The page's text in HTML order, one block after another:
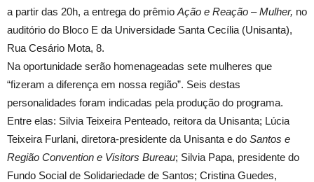
a partir das 20h, a entrega do prêmio Ação e Reação – Mulher, no
auditório do Bloco E da Universidade Santa Cecília (Unisanta),
Rua Cesário Mota, 8.
Na oportunidade serão homenageadas sete mulheres que
“fizeram a diferença em nossa região”. Seis destas
personalidades foram indicadas pela produção do programa.
Entre elas: Silvia Teixeira Penteado, reitora da Unisanta; Lúcia
Teixeira Furlani, diretora-presidente da Unisanta e do Santos e
Região Convention e Visitors Bureau; Silvia Papa, presidente do
Fundo Social de Solidariedade de Santos; Cristina Guedes,